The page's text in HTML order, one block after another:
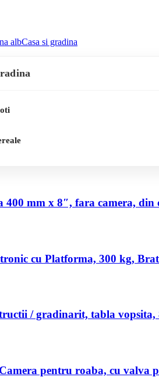
Casa si gradina
400 mm x 8″, fara camera,
cu Platforma, 300 kg,
/ gradinarit, tabla
pentru roaba, cu valva